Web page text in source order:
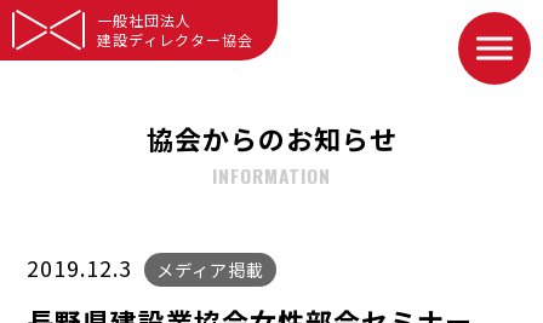
一般社団法人
建設ディレクター協会
協会からのお知らせ
INFORMATION
2019.12.3 メディア掲載